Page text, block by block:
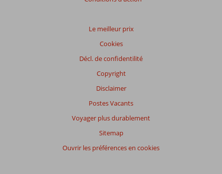
Le meilleur prix
Cookies
Décl. de confidentilité
Copyright
Disclaimer
Postes Vacants
Voyager plus durablement
Sitemap
Ouvrir les préférences en cookies